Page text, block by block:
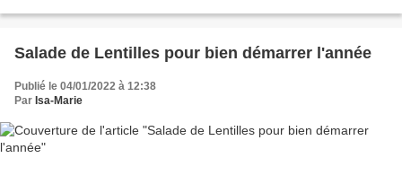
Salade de Lentilles pour bien démarrer l'année
Publié le 04/01/2022 à 12:38
Par Isa-Marie